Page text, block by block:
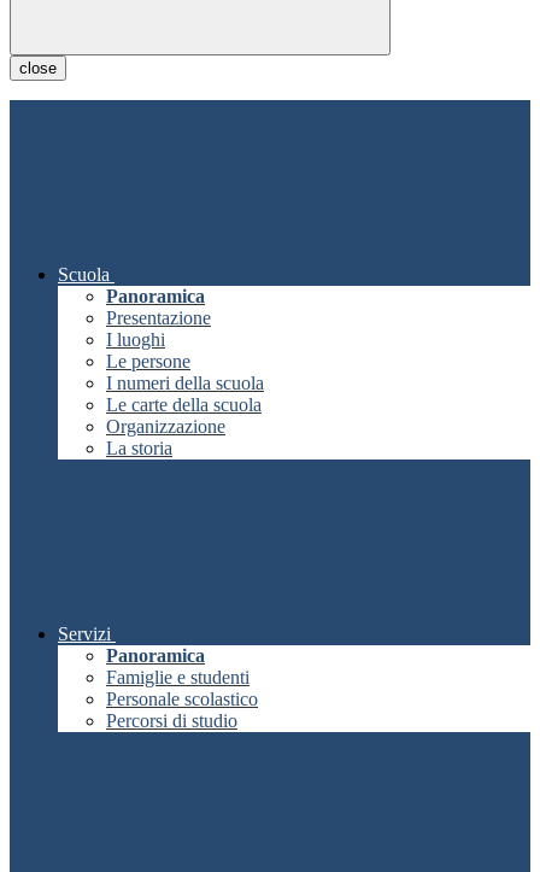
close
Scuola
Panoramica
Presentazione
I luoghi
Le persone
I numeri della scuola
Le carte della scuola
Organizzazione
La storia
Servizi
Panoramica
Famiglie e studenti
Personale scolastico
Percorsi di studio